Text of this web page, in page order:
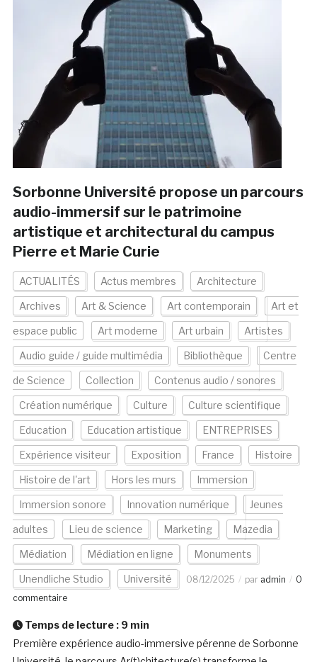
Sorbonne Université propose un parcours
audio-immersif sur le patrimoine
artistique et architectural du campus
Pierre et Marie Curie
ACTUALITÉS Actus membres Architecture
Archives Art & Science Art contemporain Art et
espace public Art moderne Art urbain Artistes
Audio guide / guide multimédia Bibliothèque Centre
de Science Collection Contenus audio / sonores
Création numérique Culture Culture scientifique
Education Education artistique ENTREPRISES
Expérience visiteur Exposition France Histoire
Histoire de l'art Hors les murs Immersion
Immersion sonore Innovation numérique Jeunes
adultes Lieu de science Marketing Mazedia
Médiation Médiation en ligne Monuments
Unendliche Studio Université 08/12/2025 par admin
0
commentaire
Temps de lecture : 9 min
Première expérience audio-immersive pérenne de Sorbonne